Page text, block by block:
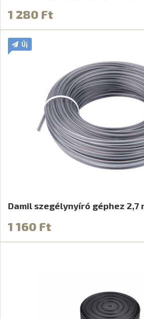
1 280 Ft
Új
Damil szegélynyíró géphez 2,7
1 160 Ft